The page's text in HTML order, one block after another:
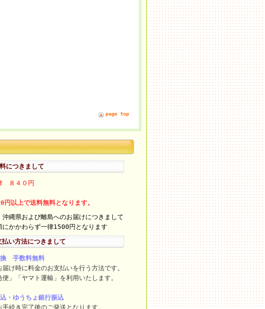
page top
につきまして
８４０円
以上で送料無料となります。
沖縄県および離島へのお届けにつきまして
にかかわらず一律1500円となります
払い方法につきまして
手数料無料
届け時に料金のお支払いを行う方法です。
便」「ヤマト運輸」を利用いたします。
・ゆうちょ銀行振込
手続き完了後のご発送となります。